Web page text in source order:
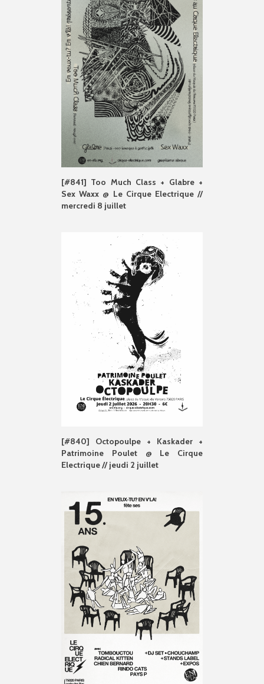
[#841] Too Much Class + Glabre +
Sex Waxx @ Le Cirque Electrique //
mercredi 8 juillet
[#840] Octopoulpe + Kaskader +
Patrimoine Poulet @ Le Cirque
Electrique // jeudi 2 juillet